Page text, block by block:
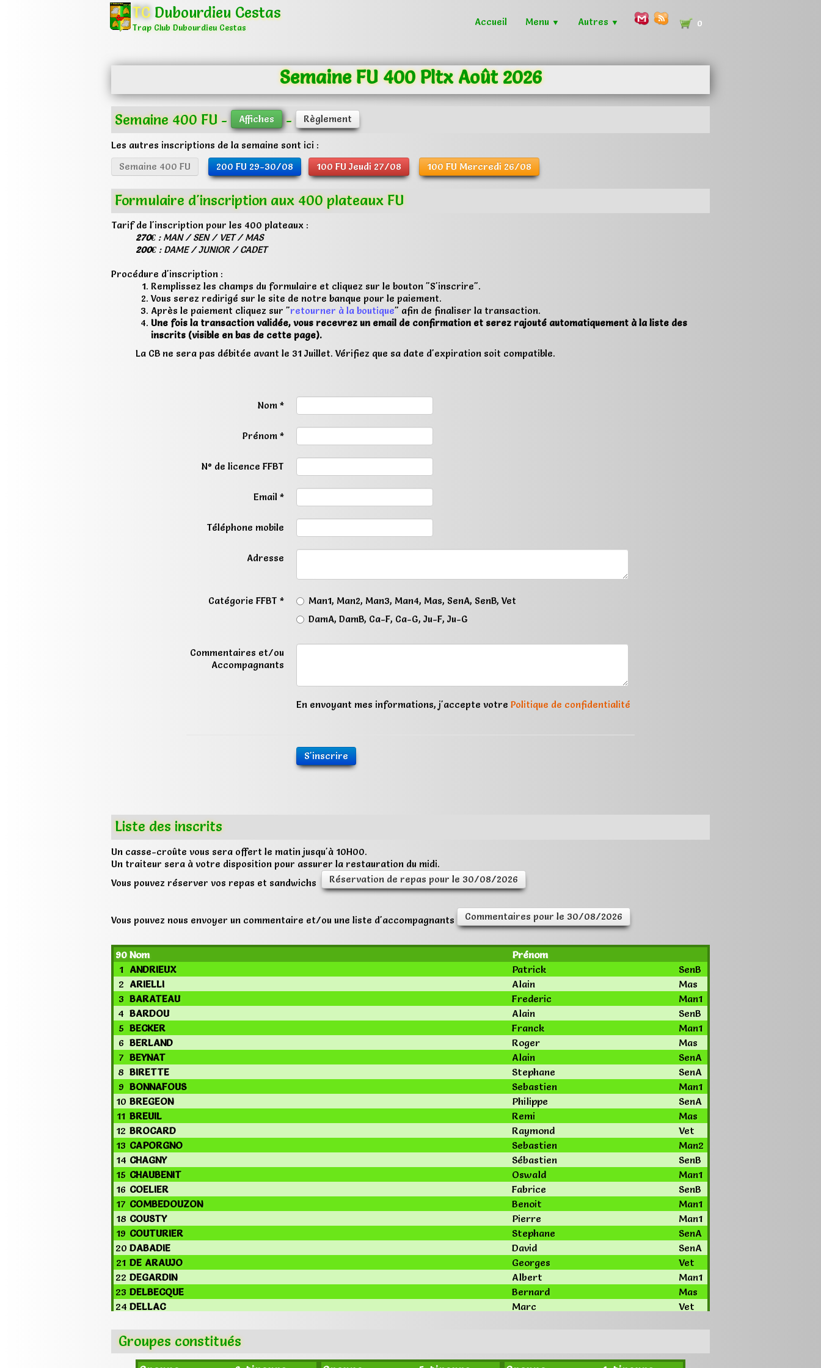
TC Dubourdieu Cestas
Trap Club Dubourdieu Cestas Accueil Menu ▼ Autres ▼ 0
Semaine FU 400 Pltx Août 2026
Semaine 400 FU - Affiches - Règlement
Les autres inscriptions de la semaine sont ici :
Semaine 400 FU
200 FU 29-30/08 100 FU Jeudi 27/08 100 FU Mercredi 26/08
Formulaire d'inscription aux 400 plateaux FU
Tarif de l'inscription pour les 400 plateaux :
270€ : MAN / SEN / VET / MAS
200€ : DAME / JUNIOR / CADET
Procédure d'inscription :
Remplissez les champs du formulaire et cliquez sur le bouton "S'inscrire".
Vous serez redirigé sur le site de notre banque pour le paiement.
Après le paiement cliquez sur "retourner à la boutique" afin de finaliser la transaction.
Une fois la transaction validée, vous recevrez un email de confirmation et serez rajouté automatiquement à la liste des
inscrits (visible en bas de cette page).
La CB ne sera pas débitée avant le 31 Juillet. Vérifiez que sa date d'expiration soit compatible.
Nom *
Prénom *
N° de licence FFBT
Email *
Téléphone mobile
Adresse
Catégorie FFBT *
Man1, Man2, Man3, Man4, Mas, SenA, SenB, Vet
DamA, DamB, Ca-F, Ca-G, Ju-F, Ju-G
Commentaires et/ou
Accompagnants
En envoyant mes informations, j'accepte votre Politique de confidentialité
S'inscrire
Liste des inscrits
Un casse-croûte vous sera offert le matin jusqu'à 10H00.
Un traiteur sera à votre disposition pour assurer la restauration du midi.
Vous pouvez réserver vos repas et sandwichs
Réservation de repas pour le 30/08/2026
Vous pouvez nous envoyer un commentaire et/ou une liste d'accompagnants Commentaires pour le 30/08/2026
90 Nom
Prénom
1 ANDRIEUX Patrick
SenB
2 ARIELLI Alain
Mas
3 BARATEAU Frederic
Man1
4 BARDOU Alain
SenB
5 BECKER Franck
Man1
6 BERLAND Roger
Mas
7 BEYNAT Alain
SenA
8 BIRETTE Stephane
SenA
9 BONNAFOUS Sebastien
Man1
10 BREGEON Philippe
SenA
11 BREUIL Remi
Mas
12 BROCARD Raymond
Vet
13 CAPORGNO Sebastien
Man2
14 CHAGNY Sébastien
SenB
15 CHAUBENIT Oswald
Man1
16 COELIER Fabrice
SenB
17 COMBEDOUZON Benoit
Man1
18 COUSTY Pierre
Man1
19 COUTURIER Stephane
SenA
20 DABADIE David
SenA
21 DE ARAUJO Georges
Vet
22 DEGARDIN Albert
Man1
23 DELBECQUE Bernard
Mas
24 DELLAC Marc
Vet
26 DEMESTRE
27 DESBOURDES
DESBOURDES Bernadette
DamA
Groupes constitués